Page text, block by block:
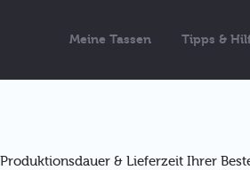
Meine Tassen Tipps &
Produktionsdauer & Lieferzeit Ihrer